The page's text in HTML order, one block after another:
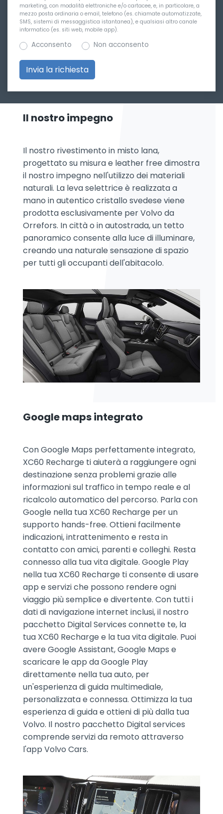
marketing, con modalità elettroniche e/o cartacee, e, in particolare, a
mezzo posta ordinaria o email, telefono (es. chiamate automatizzate,
SMS, sistemi di messaggistica istantanea), e qualsiasi altro canale
informatico (es. siti web, mobile app).
Acconsento Non acconsento
Il nostro impegno
Il nostro rivestimento in misto lana,
progettato su misura e leather free dimostra
il nostro impegno nell'utilizzo dei materiali
naturali. La leva selettrice è realizzata a
mano in autentico cristallo svedese viene
prodotta esclusivamente per Volvo da
Orrefors. In città o in autostrada, un tetto
panoramico consente alla luce di illuminare,
creando una naturale sensazione di spazio
per tutti gli occupanti dell'abitacolo.
Google maps integrato
Con Google Maps perfettamente integrato,
XC60 Recharge ti aiuterà a raggiungere ogni
destinazione senza problemi grazie alle
informazioni sul traffico in tempo reale e al
ricalcolo automatico del percorso. Parla con
Google nella tua XC60 Recharge per un
supporto hands-free. Ottieni facilmente
indicazioni, intrattenimento e resta in
contatto con amici, parenti e colleghi. Resta
connesso alla tua vita digitale. Google Play
nella tua XC60 Recharge ti consente di usare
app e servizi che possono rendere ogni
viaggio più semplice e divertente. Con tutti i
dati di navigazione internet inclusi, il nostro
pacchetto Digital Services connette te, la
tua XC60 Recharge e la tua vita digitale. Puoi
avere Google Assistant, Google Maps e
scaricare le app da Google Play
direttamente nella tua auto, per
un'esperienza di guida multimediale,
personalizzata e connessa. Ottimizza la tua
esperienza di guida e ottieni di più dalla tua
Volvo. Il nostro pacchetto Digital services
comprende servizi da remoto attraverso
l'app Volvo Cars.